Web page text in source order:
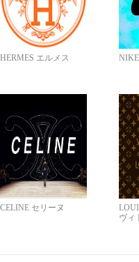
HERMES エルメス
CELINE セリーヌ
ヴィ